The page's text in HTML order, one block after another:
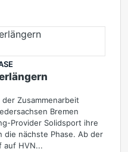
Zusammenarbeit
Bremen
Provider Solidsport ihre
nächste Phase. Ab der
auf HVN...